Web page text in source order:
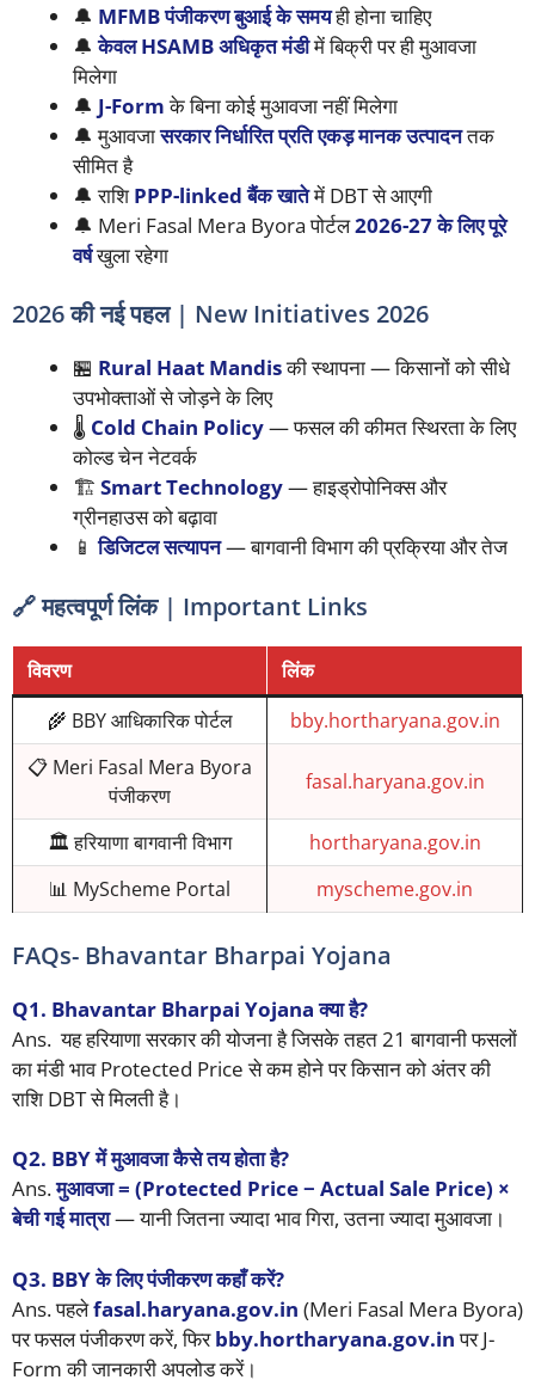
🔔 MFMB पंजीकरण बुआई के समयही होना चाहिए
🔔केवल HSAMB अधिकृत मंडीमें बिक्री पर ही मुआवजा
मिलेगा
🔔 J-Formके बिना कोई मुआवजा नहीं मिलेगा
🔔 मुआवजासरकार निर्धारित प्रति एकड़ मानक उत्पादनतक
सीमित है
🔔 राशिPPP-linked बैंक खातेमें DBT से आएगी
🔔 Meri Fasal Mera Byora पोर्टल2026-27 के लिए पूरे
वर्षखुला रहेगा
2026 की नई पहल | New Initiatives 2026
🏪 Rural Haat Mandisकी स्थापना — किसानों को सीधे
उपभोक्ताओं से जोड़ने के लिए
🌡️ Cold Chain Policy— फसल की कीमत स्थिरता के लिए
कोल्ड चेन नेटवर्क
🏗️ Smart Technology— हाइड्रोपोनिक्स और
ग्रीनहाउस को बढ़ावा
📱डिजिटल सत्यापन— बागवानी विभाग की प्रक्रिया और तेज
🔗 महत्वपूर्ण लिंक | Important Links
विवरण
लिंक
🌾 BBY आधिकारिक पोर्टल
bby.hortharyana.gov.in
📋 Meri Fasal Mera Byora
पंजीकरण
fasal.haryana.gov.in
🏛️ हरियाणा बागवानी विभाग
hortharyana.gov.in
📊 MyScheme Portal
myscheme.gov.in
FAQs- Bhavantar Bharpai Yojana
Q1. Bhavantar Bharpai Yojana क्या है?
Ans. यह हरियाणा सरकार की योजना है जिसके तहत 21 बागवानी फसलों
का मंडी भाव Protected Price से कम होने पर किसान को अंतर की
राशि DBT से मिलती है।
Q2. BBY में मुआवजा कैसे तय होता है?
Ans.मुआवजा = (Protected Price − Actual Sale Price) ×
बेची गई मात्रा— यानी जितना ज्यादा भाव गिरा, उतना ज्यादा मुआवजा।
Q3. BBY के लिए पंजीकरण कहाँ करें?
Ans. पहलेfasal.haryana.gov.in (Meri Fasal Mera Byora)
पर फसल पंजीकरण करें, फिरbby.hortharyana.gov.inपर J-
Form की जानकारी अपलोड करें।